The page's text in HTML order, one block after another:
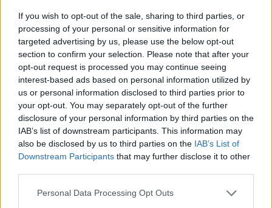
If you wish to opt-out of the sale, sharing to third parties, or
processing of your personal or sensitive information for
targeted advertising by us, please use the below opt-out
section to confirm your selection. Please note that after your
opt-out request is processed you may continue seeing
interest-based ads based on personal information utilized by
us or personal information disclosed to third parties prior to
your opt-out. You may separately opt-out of the further
disclosure of your personal information by third parties on the
IAB’s list of downstream participants. This information may
also be disclosed by us to third parties on the IAB’s List of
Downstream Participants that may further disclose it to other
Personal Data Processing Opt Outs
EuroLeague: Οι ενθουσιώδεις πρωτοεμφανιζόμενοι